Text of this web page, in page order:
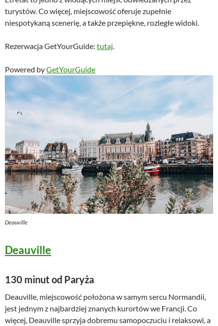
turystów. Co więcej, miejscowość oferuje zupełnie
niespotykaną scenerię, a także przepiękne, rozległe widoki.
Rezerwacja GetYourGuide: tutaj
Powered byGetYourGuide
Deauville
Deauville
130 minut od Paryża
Deauville, miejscowość położona w samym sercu Normandii,
jest jednym z najbardziej znanych kurortów we Francji. Co
więcej, Deauville sprzyja dobremu samopoczuciu i relaksowi, a